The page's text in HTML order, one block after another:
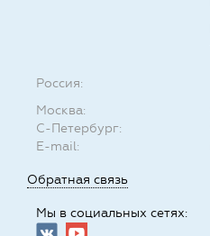
Россия:
Москва:
С-Петербург:
E-mail:
Обратная связь
Мы в социальных сетях: